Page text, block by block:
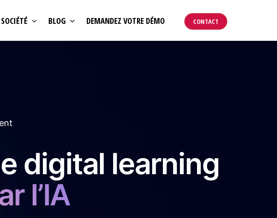
SOCIÉTÉ BLOG DEMANDEZ VOTRE DÉMO CONTACT
digital learning
l’IA